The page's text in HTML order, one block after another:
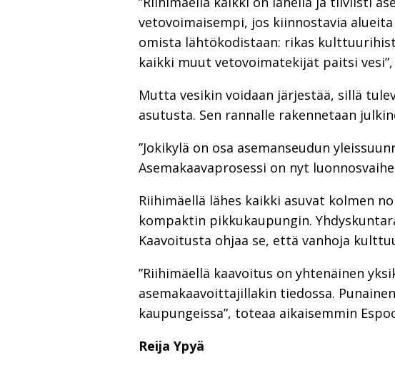
vetovoimaisempi, jos kiinnostavia
omista lähtökodistaan: rikas
kaikki muut vetovoimatekijät paitsi
Mutta vesikin voidaan järjestää, sillä
asutusta. Sen rannalle rakennetaan
”Jokikylä on osa asemanseudun
Asemakaavaprosessi on nyt
Riihimäellä lähes kaikki asuvat kolmen
kompaktin pikkukaupungin.
Kaavoitusta ohjaa se, että vanhoja
”Riihimäellä kaavoitus on yhtenäinen
asemakaavoittajillakin tiedossa.
kaupungeissa”, toteaa aikaisemmin
Reija Ypyä